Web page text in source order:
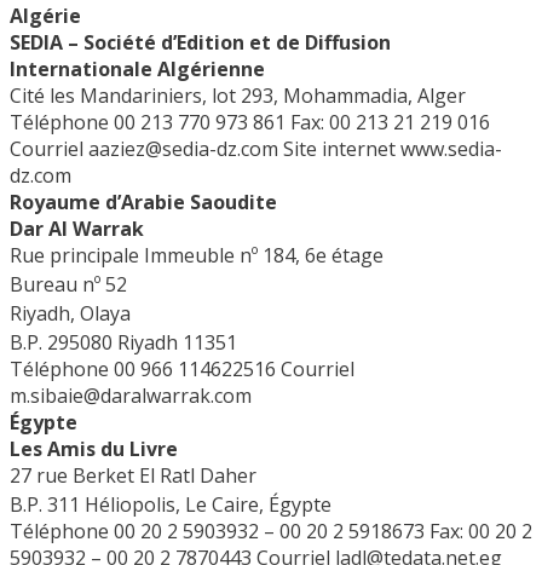
Algérie
SEDIA – Société d’Edition et de Diffusion
Internationale Algérienne
Cité les Mandariniers, lot 293, Mohammadia, Alger
Téléphone 00 213 770 973 861 Fax: 00 213 21 219 016
Courriel aaziez@sedia-dz.com Site internetwww.sedia-
dz.com
Royaume d’Arabie Saoudite
Dar Al Warrak
Rue principale Immeuble nº 184, 6e étage
Bureau nº 52
Riyadh, Olaya
B.P. 295080 Riyadh 11351
Téléphone 00 966 114622516 Courriel
m.sibaie@daralwarrak.com
Égypte
Les Amis du Livre
27 rue Berket El Ratl Daher
B.P. 311 Héliopolis, Le Caire, Égypte
Téléphone 00 20 2 5903932 – 00 20 2 5918673 Fax: 00 20 2
5903932 – 00 20 2 7870443 Courriel ladl@tedata.net.eg